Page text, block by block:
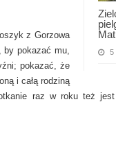
5
z Gorzowa
by pokazać mu,
pokazać, że
i całą rodziną
raz w roku też